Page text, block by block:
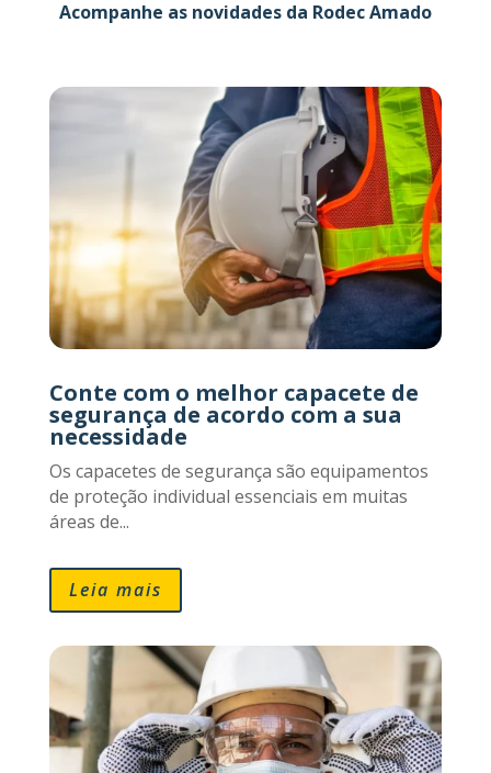
Acompanhe as novidades da Rodec Amado
Conte com o melhor capacete de
segurança de acordo com a sua
necessidade
Os capacetes de segurança são equipamentos
de proteção individual essenciais em muitas
áreas de...
Leia mais